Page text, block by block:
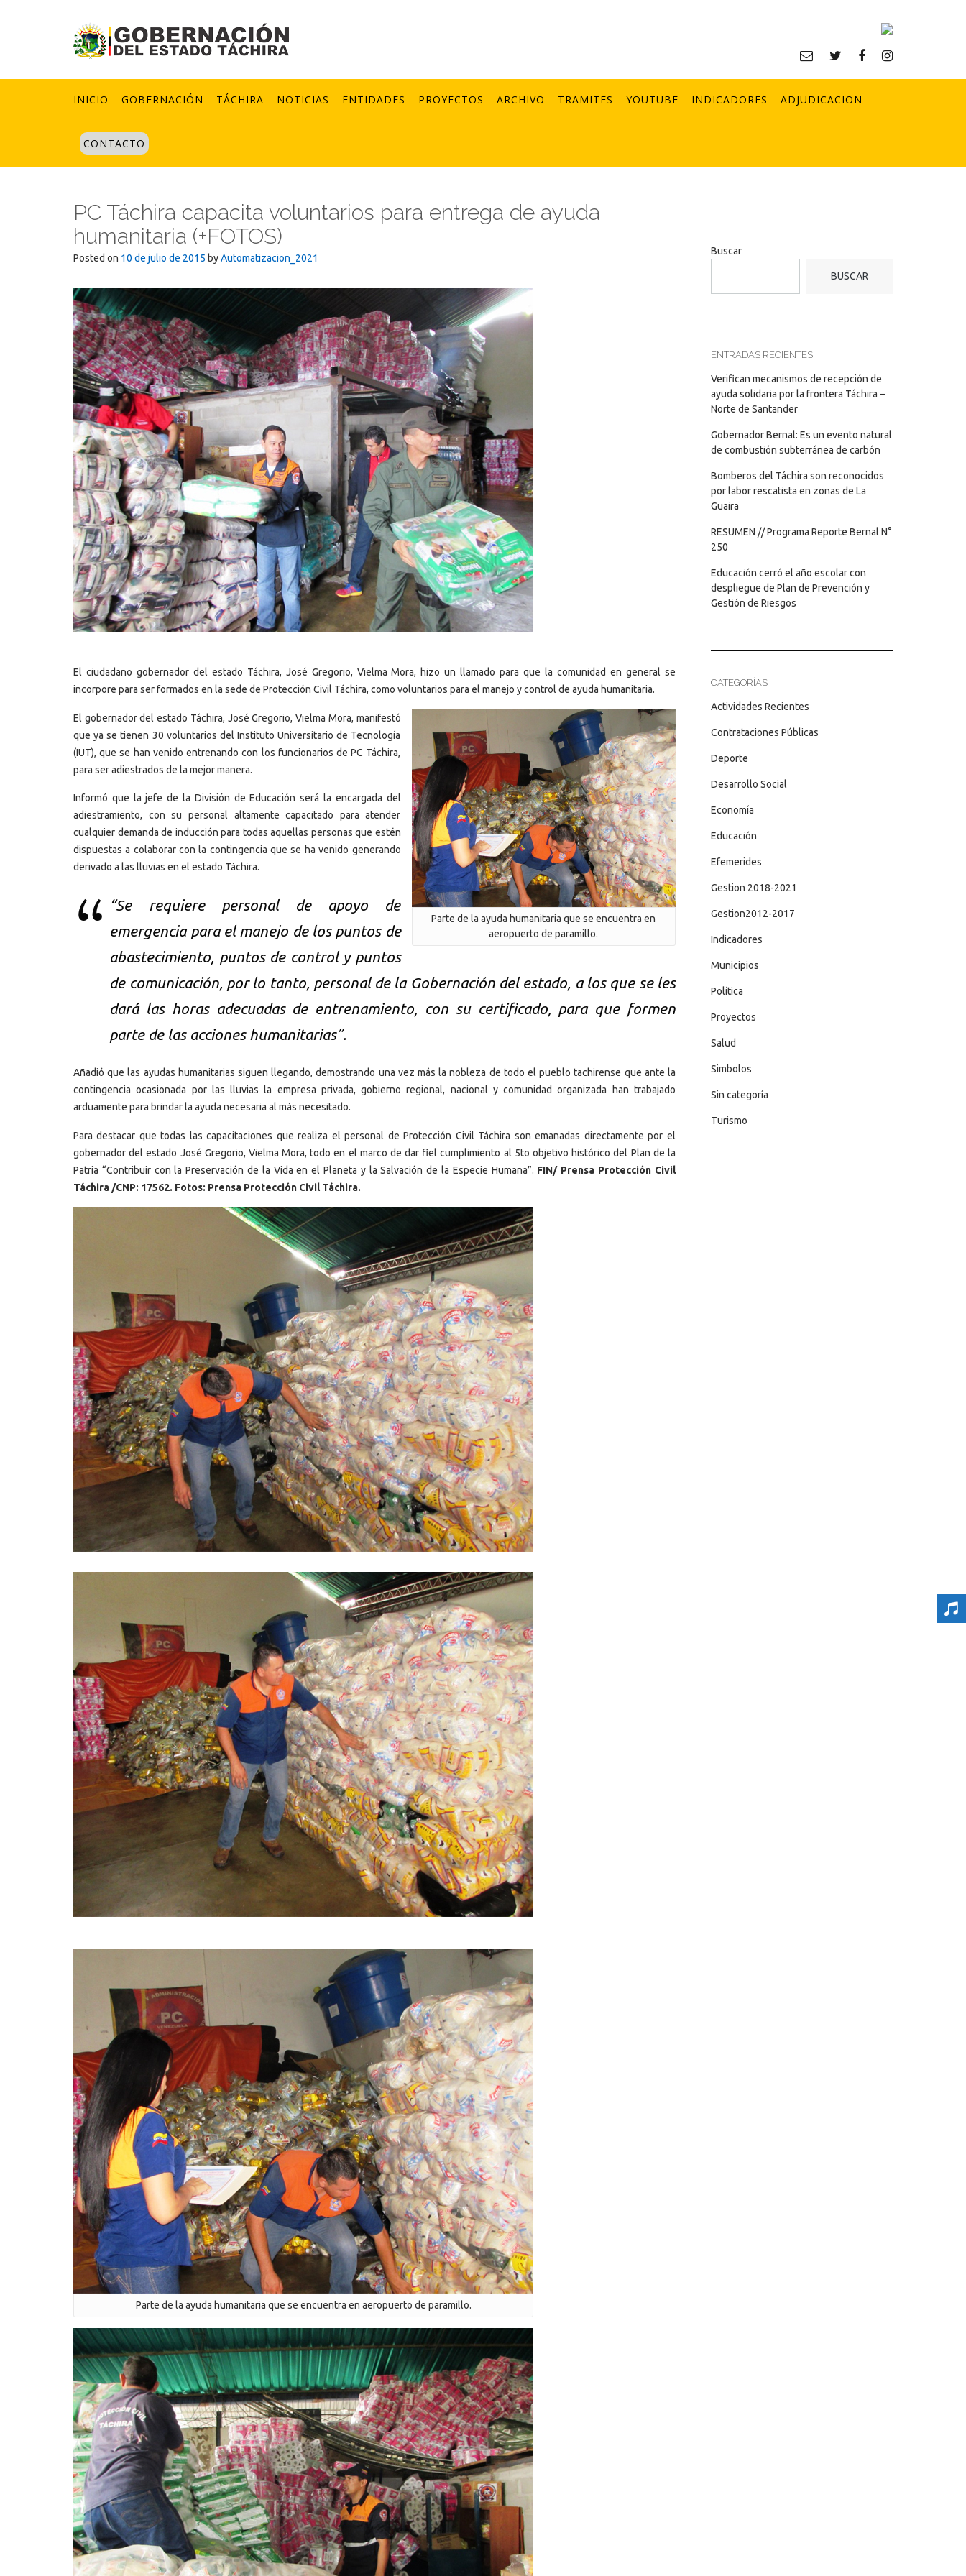
INICIO GOBERNACIÓN TÁCHIRA NOTICIAS ENTIDADES PROYECTOS ARCHIVO TRAMITES YOUTUBE INDICADORES ADJUDICACION
CONTACTO
PC Táchira capacita voluntarios para entrega de ayuda
humanitaria (+FOTOS)
Posted on 10 de julio de 2015 byAutomatizacion_2021
El ciudadano gobernador del estado Táchira, José Gregorio, Vielma Mora, hizo un llamado para que la comunidad en general se
incorpore para ser formados en la sede de Protección Civil Táchira, como voluntarios para el manejo y control de ayuda humanitaria.
Parte de la ayuda humanitaria que se encuentra en
aeropuerto de paramillo.
El gobernador del estado Táchira, José Gregorio, Vielma Mora, manifestó
que ya se tienen 30 voluntarios del Instituto Universitario de Tecnología
(IUT), que se han venido entrenando con los funcionarios de PC Táchira,
para ser adiestrados de la mejor manera.
Informó que la jefe de la División de Educación será la encargada del
adiestramiento, con su personal altamente capacitado para atender
cualquier demanda de inducción para todas aquellas personas que estén
dispuestas a colaborar con la contingencia que se ha venido generando
derivado a las lluvias en el estado Táchira.
“Se requiere personal de apoyo de
emergencia para el manejo de los puntos de
abastecimiento, puntos de control y puntos
de comunicación, por lo tanto, personal de la Gobernación del estado, a los que se les
dará las horas adecuadas de entrenamiento, con su certificado, para que formen
parte de las acciones humanitarias”.
Añadió que las ayudas humanitarias siguen llegando, demostrando una vez más la nobleza de todo el pueblo tachirense que ante la
contingencia ocasionada por las lluvias la empresa privada, gobierno regional, nacional y comunidad organizada han trabajado
arduamente para brindar la ayuda necesaria al más necesitado.
Para destacar que todas las capacitaciones que realiza el personal de Protección Civil Táchira son emanadas directamente por el
gobernador del estado José Gregorio, Vielma Mora, todo en el marco de dar fiel cumplimiento al 5to objetivo histórico del Plan de la
Patria “Contribuir con la Preservación de la Vida en el Planeta y la Salvación de la Especie Humana”. FIN/ Prensa Protección Civil
Táchira /CNP: 17562. Fotos: Prensa Protección Civil Táchira.
Parte de la ayuda humanitaria que se encuentra en aeropuerto de paramillo.
Buscar
BUSCAR
ENTRADAS RECIENTES
Verifican mecanismos de recepción de
ayuda solidaria por la frontera Táchira –
Norte de Santander
Gobernador Bernal: Es un evento natural
de combustión subterránea de carbón
Bomberos del Táchira son reconocidos
por labor rescatista en zonas de La
Guaira
RESUMEN // Programa Reporte Bernal N°
250
Educación cerró el año escolar con
despliegue de Plan de Prevención y
Gestión de Riesgos
CATEGORÍAS
Actividades Recientes
Contrataciones Públicas
Deporte
Desarrollo Social
Economía
Educación
Efemerides
Gestion 2018-2021
Gestion2012-2017
Indicadores
Municipios
Política
Proyectos
Salud
Simbolos
Sin categoría
Turismo